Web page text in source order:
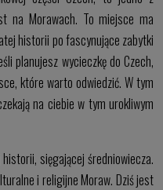
na Morawach. To miejsce ma
historii po fascynujące zabytki
planujesz wycieczkę do Czech,
które warto odwiedzić. W tym
na ciebie w tym urokliwym
sięgającej średniowiecza.
i religijne Moraw. Dziś jest